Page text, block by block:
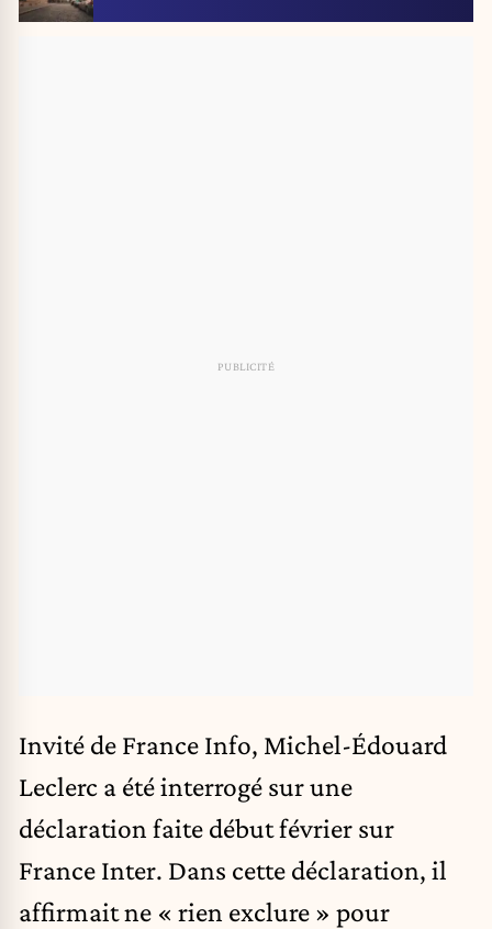
Invité de France Info, Michel-Édouard
Leclerc a été interrogé sur une
déclaration faite début février sur
France Inter. Dans cette déclaration, il
affirmait ne « rien exclure » pour